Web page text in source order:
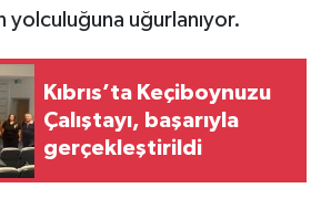
yolculuğuna uğurlanıyor.
Kıbrıs’ta Keçiboynuzu
Çalıştayı, başarıyla
gerçekleştirildi